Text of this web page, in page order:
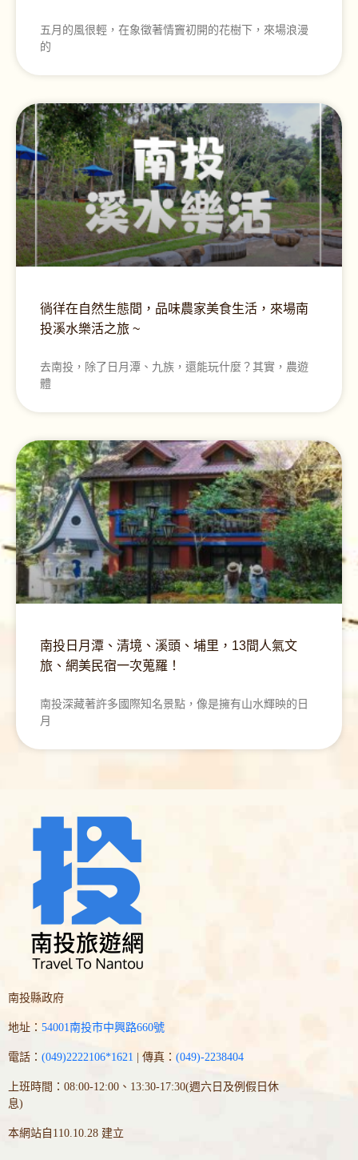
五月的風很輕，在象徵著情竇初開的花樹下，來場浪漫
的
徜徉在自然生態間，品味農家美食生活，來場南
投溪水樂活之旅 ~
去南投，除了日月潭、九族，還能玩什麼？其實，農遊
體
南投日月潭、清境、溪頭、埔里，13間人氣文
旅、網美民宿一次蒐羅！
南投深藏著許多國際知名景點，像是擁有山水輝映的日
月
南投縣政府
地址： 54001南投市中興路660號
電話： (049)2222106*1621 | 傳真： (049)-2238404
上班時間：08:00-12:00、13:30-17:30(週六日及例假日休
息)
本網站自110.10.28 建立